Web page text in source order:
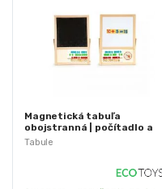
Tabule
Magnetická tabuľa
obojstranná | počítadlo a
hodiny